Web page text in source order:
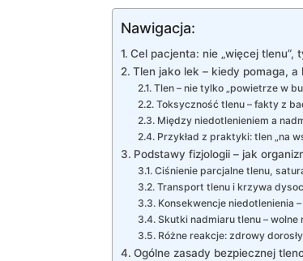
Nawigacja:
Cel pacjenta: nie „więcej tlenu”,
Tlen jako lek – kiedy pomaga,
Tlen – nie tylko „powietrze w
Toksyczność tlenu – fakty z
Między niedotlenieniem a
Przykład z praktyki: tlen „na
Podstawy fizjologii – jak
Ciśnienie parcjalne tlenu,
Transport tlenu i krzywa
Konsekwencje niedotlenienia
Skutki nadmiaru tlenu – wolne
Różne reakcje: zdrowy
Ogólne zasady bezpiecznej